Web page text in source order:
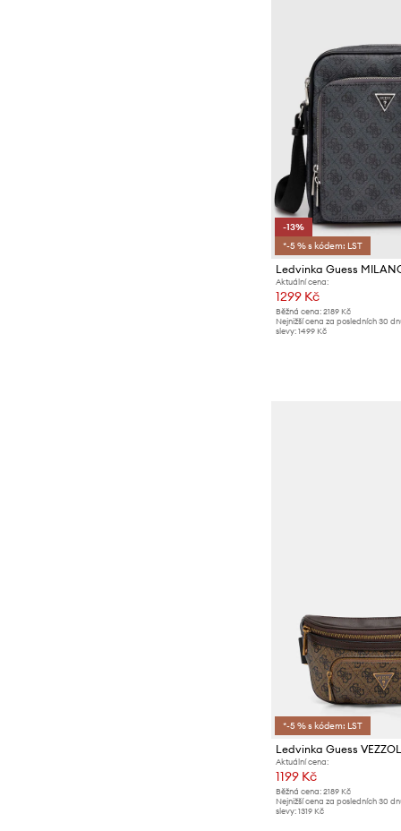
-13%
*-5 % s kódem: LST
Ledvinka Guess
Aktuální cena:
1299 Kč
Běžná cena: 2189 Kč
Nejnižší cena za posledních 30
slevy: 1499 Kč
*-5 % s kódem: LST
Ledvinka Guess
Aktuální cena:
1199 Kč
Běžná cena: 2189 Kč
Nejnižší cena za posledních 30
slevy: 1319 Kč